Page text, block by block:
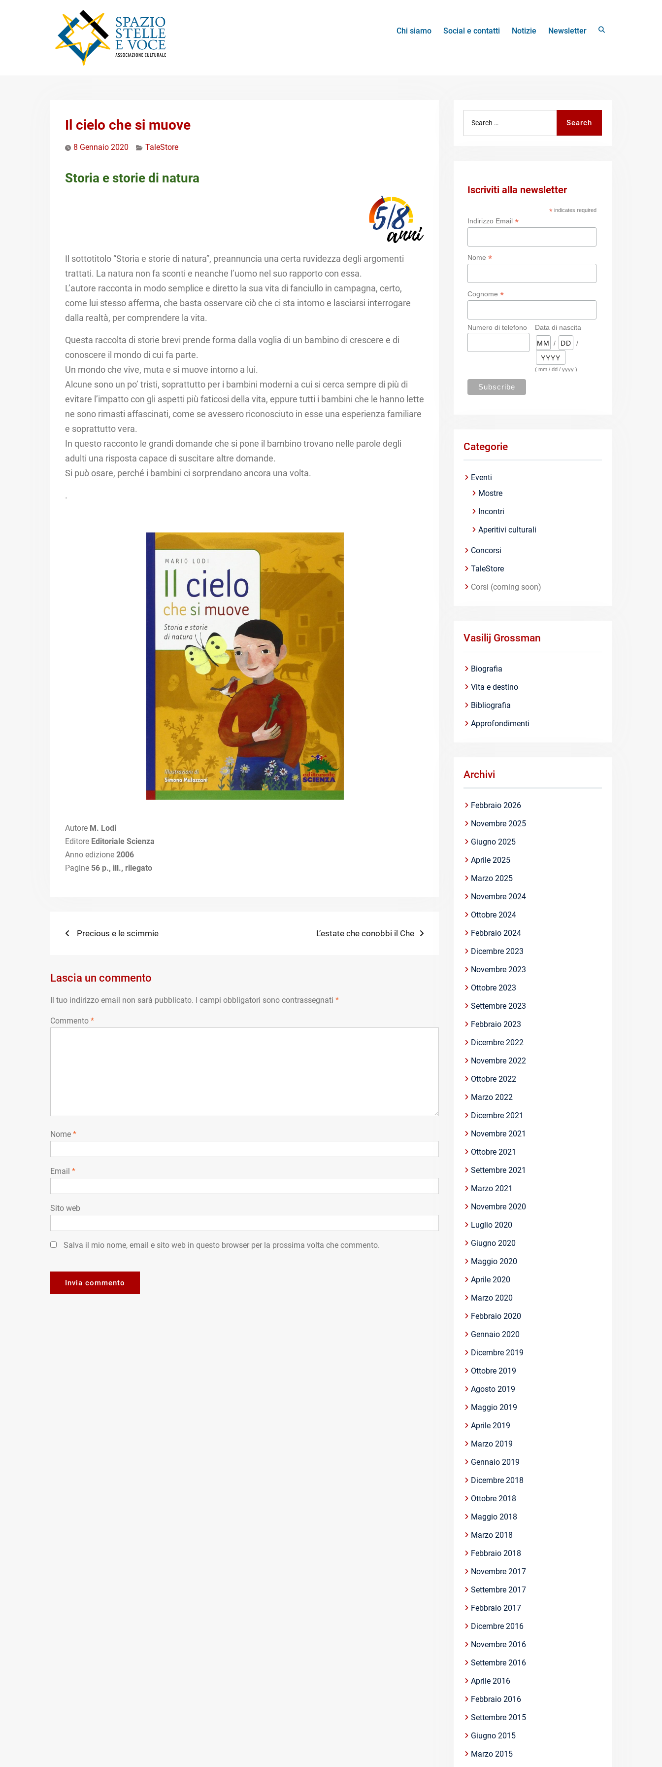
Chi siamo Social e contatti Notizie Newsletter
Il cielo che si muove
8 Gennaio 2020 TaleStore
Storia e storie di natura
Il sottotitolo “Storia e storie di natura”, preannuncia una certa ruvidezza degli argomenti
trattati. La natura non fa sconti e neanche l’uomo nel suo rapporto con essa.
L’autore racconta in modo semplice e diretto la sua vita di fanciullo in campagna, certo,
come lui stesso afferma, che basta osservare ciò che ci sta intorno e lasciarsi interrogare
dalla realtà, per comprendere la vita.
Questa raccolta di storie brevi prende forma dalla voglia di un bambino di crescere e di
conoscere il mondo di cui fa parte.
Un mondo che vive, muta e si muove intorno a lui.
Alcune sono un po’ tristi, soprattutto per i bambini moderni a cui si cerca sempre di più di
evitare l’impatto con gli aspetti più faticosi della vita, eppure tutti i bambini che le hanno lette
ne sono rimasti affascinati, come se avessero riconosciuto in esse una esperienza familiare
e soprattutto vera.
In questo racconto le grandi domande che si pone il bambino trovano nelle parole degli
adulti una risposta capace di suscitare altre domande.
Si può osare, perché i bambini ci sorprendano ancora una volta.
.
Autore M. Lodi
Editore Editoriale Scienza
Anno edizione 2006
Pagine 56 p., ill., rilegato
Navigazione
Previous
Precious e le scimmie
Next
L’estate che conobbi il Che
Lascia un commento
Il tuo indirizzo email non sarà pubblicato. I campi obbligatori sono contrassegnati *
Commento *
Nome *
Email *
Sito web
Salva il mio nome, email e sito web in questo browser per la prossima volta che commento.
Search
Iscriviti alla newsletter
* indicates required
Indirizzo Email*
Nome*
Cognome*
Numero di telefono
Data di nascita
/
/
( mm / dd / yyyy )
Categorie
Eventi
Mostre
Incontri
Aperitivi culturali
Concorsi
TaleStore
Corsi (coming soon)
Vasilij Grossman
Biografia
Vita e destino
Bibliografia
Approfondimenti
Archivi
Febbraio 2026
Novembre 2025
Giugno 2025
Aprile 2025
Marzo 2025
Novembre 2024
Ottobre 2024
Febbraio 2024
Dicembre 2023
Novembre 2023
Ottobre 2023
Settembre 2023
Febbraio 2023
Dicembre 2022
Novembre 2022
Ottobre 2022
Marzo 2022
Dicembre 2021
Novembre 2021
Ottobre 2021
Settembre 2021
Marzo 2021
Novembre 2020
Luglio 2020
Giugno 2020
Maggio 2020
Aprile 2020
Marzo 2020
Febbraio 2020
Gennaio 2020
Dicembre 2019
Ottobre 2019
Agosto 2019
Maggio 2019
Aprile 2019
Marzo 2019
Gennaio 2019
Dicembre 2018
Ottobre 2018
Maggio 2018
Marzo 2018
Febbraio 2018
Novembre 2017
Settembre 2017
Febbraio 2017
Dicembre 2016
Novembre 2016
Settembre 2016
Aprile 2016
Febbraio 2016
Settembre 2015
Giugno 2015
Marzo 2015